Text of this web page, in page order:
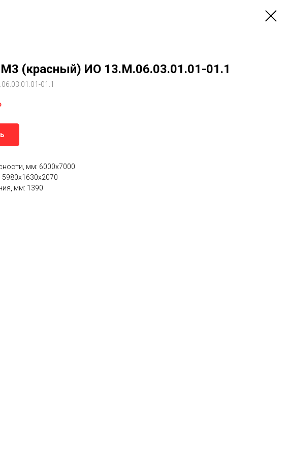
М3 (красный) ИО 13.М.06.03.01.01-01.1
01.1
мм: 6000х7000
мм: 1390